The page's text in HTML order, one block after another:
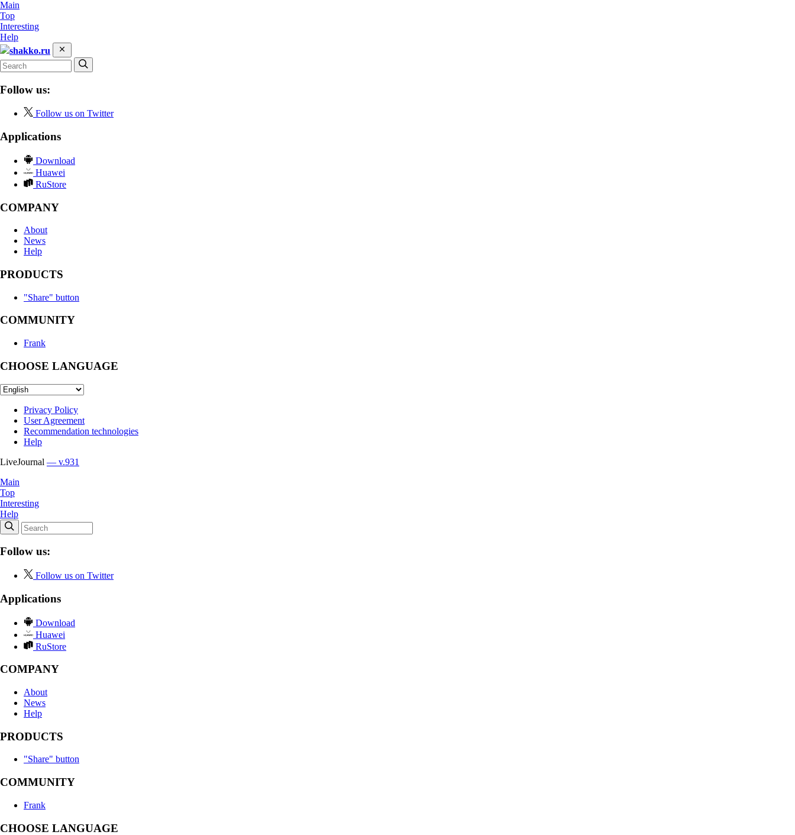
Main
Top
Interesting
Help
shakko.ru
Follow us:
Follow us on Twitter
Applications
Download
Huawei
RuStore
COMPANY
About
News
Help
PRODUCTS
"Share" button
COMMUNITY
Frank
CHOOSE LANGUAGE
Privacy Policy
User Agreement
Recommendation technologies
Help
LiveJournal — v.931
Main
Top
Interesting
Help
Follow us:
Follow us on Twitter
Applications
Download
Huawei
RuStore
COMPANY
About
News
Help
PRODUCTS
"Share" button
COMMUNITY
Frank
CHOOSE LANGUAGE